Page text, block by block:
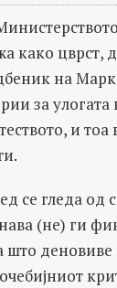
како цврст,
на
за улогата
и тоа
се гледа од
(не) ги
што